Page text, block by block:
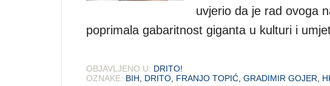
uvjerio da je rad ovoga
poprimala gabaritnost giganta u kulturi i
OBJAVLJENO U: DRITO!
OZNAKE: BIH DRITO FRANJO TOPIĆ GRADIMIR GOJER